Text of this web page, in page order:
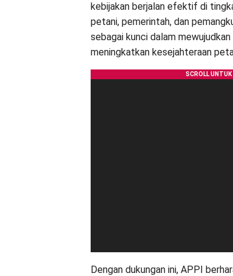
kebijakan berjalan efektif di
petani, pemerintah, dan
sebagai kunci dalam
meningkatkan kesejahteraan
Dengan dukungan ini, APPI